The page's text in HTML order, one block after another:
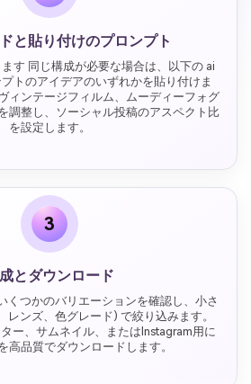
と貼り付けのプロンプト
す 同じ構成が必要な場合は、以下の ai
トのアイデアのいずれかを貼り付けま
ィンテージフィルム、ムーディーフォグ
調整し、ソーシャル投稿のアスペクト比
を設定します。
3
とダウンロード
くつかのバリエーションを確認し、小さ
レンズ、色グレード) で絞り込みます。
ー、サムネイル、またはInstagram用に
高品質でダウンロードします。